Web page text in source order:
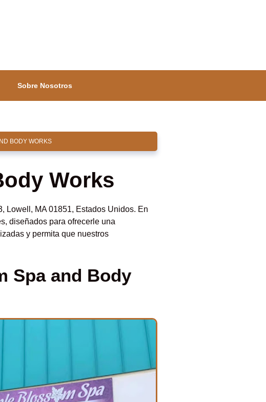
Sobre Nosotros
BODY WORKS
Works
Lowell, MA 01851, Estados Unidos. En
diseñados para ofrecerle una
y permita que nuestros
Spa and Body